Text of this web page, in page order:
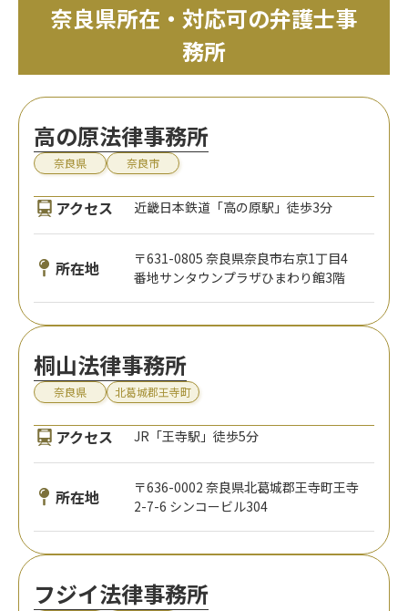
奈良県所在・対応可の弁護士事
務所
高の原法律事務所
奈良県 奈良市
アクセス 近畿日本鉄道「高の原駅」徒歩3分
所在地
〒631-0805 奈良県奈良市右京1丁目4
番地サンタウンプラザひまわり館3階
桐山法律事務所
奈良県 北葛城郡王寺町
アクセス JR「王寺駅」徒歩5分
所在地
〒636-0002 奈良県北葛城郡王寺町王寺
2-7-6 シンコービル304
フジイ法律事務所